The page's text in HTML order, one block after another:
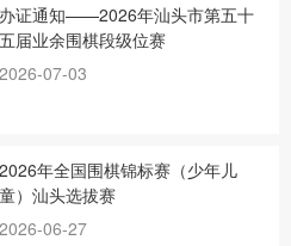
办证通知——2026年汕头市第五十
五届业余围棋段级位赛
2026-07-03
2026年全国围棋锦标赛（少年儿
童）汕头选拔赛
2026-06-27